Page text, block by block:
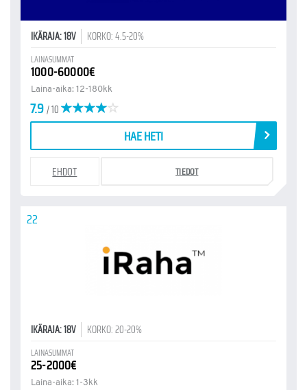
IKÄRAJA: 18V KORKO: 4.5-20%
LAINASUMMAT
1000-60000€
Laina-aika: 12-180kk
7.9/ 10
HAE HETI
EHDOT TIEDOT
22
IKÄRAJA: 18V KORKO: 20-20%
LAINASUMMAT
25-2000€
Laina-aika: 1-3kk